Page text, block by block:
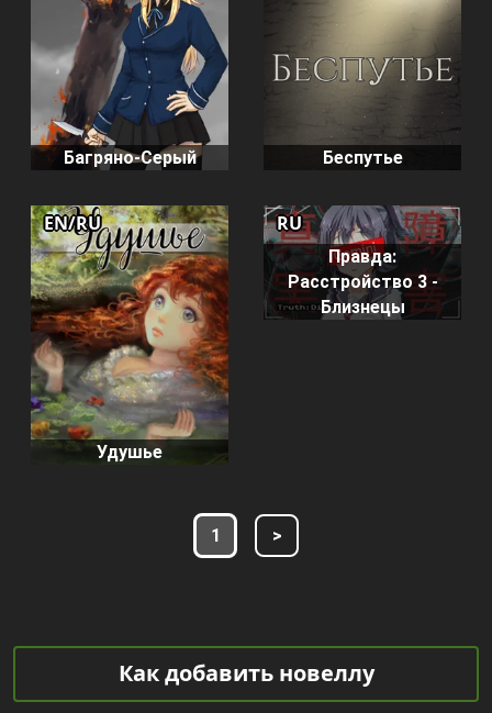
Багряно-Серый Беспутье
Удушье
EN/RU
Правда:
Расстройство 3 -
Близнецы
RU
1 >
Как добавить новеллу